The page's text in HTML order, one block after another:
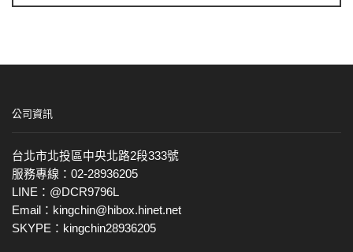
公司資訊
台北市北投區中央北路2段333號
服務專線：02-28936205
LINE：@DCR9796L
Email：kingchin@hibox.hinet.net
SKYPE：kingchin28936205